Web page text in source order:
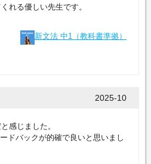
れる優しい先生です。
新文法 中1（教科書準拠）
2025-10
感じました。
ドバックが的確で良いと思いまし